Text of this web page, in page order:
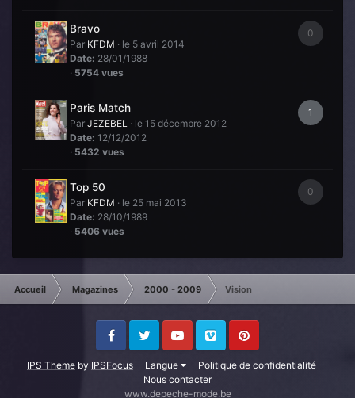
0
Bravo
Par KFDM · le 5 avril 2014
Date: 28/01/1988
· 5754 vues
1
Paris Match
Par JEZEBEL · le 15 décembre 2012
Date: 12/12/2012
· 5432 vues
0
Top 50
Par KFDM · le 25 mai 2013
Date: 28/10/1989
· 5406 vues
Accueil Magazines 2000 - 2009 Vision
IPS Theme by IPSFocus Langue
Politique de confidentialité
Nous contacter
FacebookTwitter Youtube Vimeo Pinterest
www.depeche-mode.be